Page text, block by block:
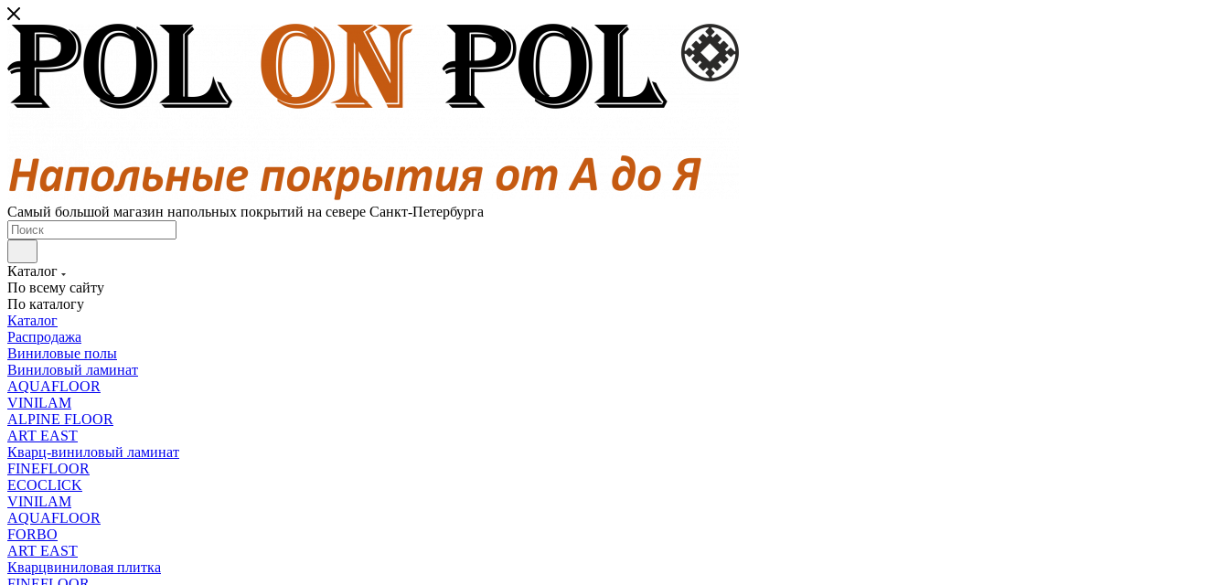
Самый большой магазин напольных покрытий на севере Санкт-Петербурга
Каталог
По всему сайту
По каталогу
Каталог
Распродажа
Виниловые полы
Виниловый ламинат
AQUAFLOOR
VINILAM
ALPINE FLOOR
ART EAST
Кварц-виниловый ламинат
FINEFLOOR
ECOCLICK
VINILAM
AQUAFLOOR
FORBO
ART EAST
Кварцвиниловая плитка